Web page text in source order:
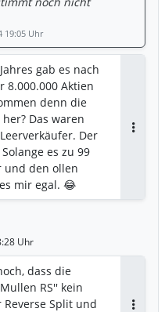
19:05 Uhr
gab es nach
8.000.000 Aktien
denn die
Das waren
Der
es zu 99
und den ollen
mir egal. 😂
Uhr
dass die
RS'' kein
Split und